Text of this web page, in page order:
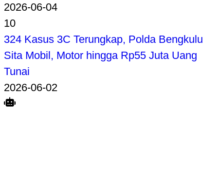
2026-06-04
10
324 Kasus 3C Terungkap, Polda Bengkulu
Sita Mobil, Motor hingga Rp55 Juta Uang
Tunai
2026-06-02